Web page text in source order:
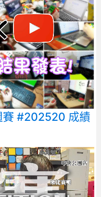
賽 #202520 成績